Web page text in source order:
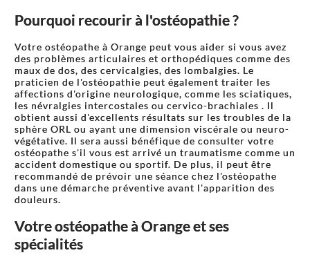
Pourquoi recourir à l'ostéopathie ?
Votre ostéopathe à Orange peut vous aider si vous avez
des problèmes articulaires et orthopédiques comme des
maux de dos, des cervicalgies, des lombalgies. Le
praticien de l'ostéopathie peut également traiter les
affections d'origine neurologique, comme les sciatiques,
les névralgies intercostales ou cervico-brachiales . Il
obtient aussi d'excellents résultats sur les troubles de la
sphère ORL ou ayant une dimension viscérale ou neuro-
végétative. Il sera aussi bénéfique de consulter votre
ostéopathe s'il vous est arrivé un traumatisme comme un
accident domestique ou sportif. De plus, il peut être
recommandé de prévoir une séance chez l'ostéopathe
dans une démarche préventive avant l'apparition des
douleurs.
Votre ostéopathe à Orange et ses
spécialités